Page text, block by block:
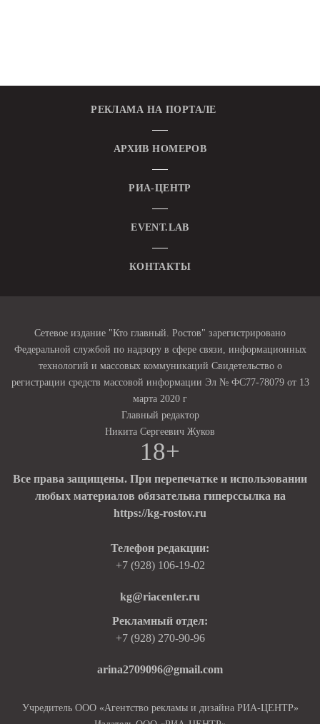
РЕКЛАМА НА ПОРТАЛЕ
АРХИВ НОМЕРОВ
РИА-ЦЕНТР
EVENT.LAB
КОНТАКТЫ
Сетевое издание "Кто главный. Ростов" зарегистрировано
Федеральной службой по надзору в сфере связи, информационных
технологий и массовых коммуникаций Свидетельство о
регистрации средств массовой информации Эл № ФС77-78079 от 13
марта 2020 г
Главный редактор
Никита Сергеевич Жуков
18+
Все права защищены. При перепечатке и использовании
любых материалов обязательна гиперссылка на
https://kg-rostov.ru
Телефон редакции:
+7 (928) 106-19-02
kg@riacenter.ru
Рекламный отдел:
+7 (928) 270-90-96
arina2709096@gmail.com
Учредитель ООО «Агентство рекламы и дизайна РИА-ЦЕНТР»